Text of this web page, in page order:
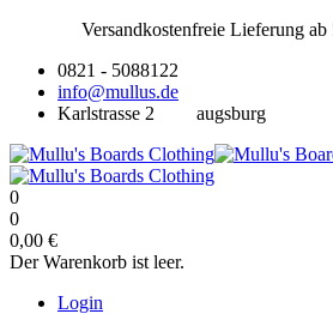
Versandkostenfreie Lieferung
0821 - 5088122
info@mullus.de
Karlstrasse 2
augsburg
0
0
0,00 €
Der Warenkorb ist leer.
Login